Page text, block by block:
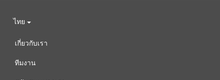
ไทย
เกี่ยวกับเรา
ทีมงาน